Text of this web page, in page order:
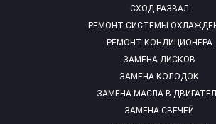
СХОД-РАЗВАЛ
РЕМОНТ СИСТЕМЫ
РЕМОНТ КОНДИЦИОНЕРА
ЗАМЕНА ДИСКОВ
ЗАМЕНА КОЛОДОК
ЗАМЕНА МАСЛА В
ЗАМЕНА СВЕЧЕЙ